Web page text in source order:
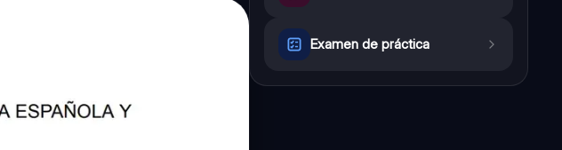
Examen de práctica